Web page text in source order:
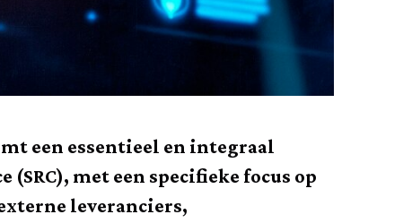
een essentieel en integraal
met een specifieke focus op
leveranciers,